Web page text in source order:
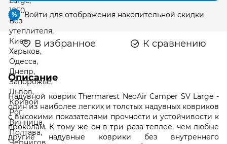
% Войти для отображения накопительной скидки
В избранное К сравнению
Описание
Надувной коврик Thermarest NeoAir Camper SV Large -
один из наиболее легких и толстых надувных ковриков
с высокими показателями прочности и устойчивости к
проколам. К тому же он в три раза теплее, чем любые
другие надувные коврики без внутреннего